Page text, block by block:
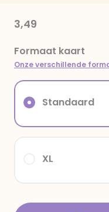
3,49
Formaat kaart
Onze verschillende
XL
Standaard